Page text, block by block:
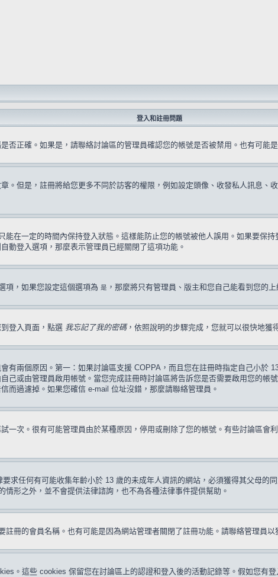
登入和註冊問題
否正確。如果是，請聯絡討論區的管理員確認您的帳號是否被禁用。也有可能
。但是，註冊將給您更多不同於訪客的權限，例如設定頭像、收發私人訊息
能在一定的時間內保持登入狀態。這樣能防止您的帳號被他人誤用。如果要保
動登入選項，那麼表示管理員已經關閉了這項功能。
項，如果您設定這個選項為 是 ，那麼將只有管理員、版主和您自己能看到您的
登入頁面，點選 我忘記了我的密碼，依照說明的步驟完成，您就可以很快地獲
有兩個原因。第一：如果討論區支援 COPPA，而且您在註冊時指定自己小於
己或由管理員啟用帳號。當您完成註冊時討論區將告訴您是否需要啟用您的帳
而過濾掉。如果您確信 e-mail 位址沒錯，那麼請聯絡管理員。
一次。很有可能管理員由於某種原因，停用或刪除了您的帳號。有些討論區會
求任何有可能收集年齡小於 13 歲的未成年人資訊的網站，必須獲得其父母的
形之外，並不會提供法律諮詢，也不為各種法律事件提供幫助。
冊的會員名稱。也有可能是因為網站管理者關閉了註冊功能。請聯絡管理員以
。這些 cookies 保留您在討論區上的認證和登入後的活動記錄等。假如您有